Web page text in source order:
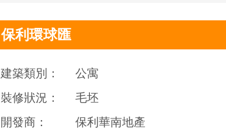
保利環球匯
建築類別：
公寓
裝修狀況：
毛坯
開發商：
保利華南地產